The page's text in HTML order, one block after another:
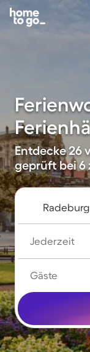
Entdecke 26
geprüft bei 6
Jederzeit
Gäste